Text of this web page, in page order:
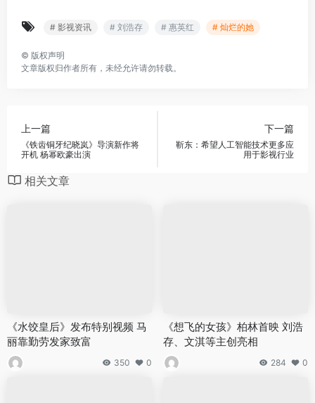
# 影视资讯 # 刘浩存 # 惠英红 # 灿烂的她
© 版权声明
文章版权归作者所有，未经允许请勿转载。
上一篇
《铁齿铜牙纪晓岚》导演新作将
开机 杨幂欧豪出演
下一篇
靳东：希望人工智能技术更多应
用于影视行业
相关文章
《水饺皇后》发布特别视频 马
丽靠勤劳发家致富
350 0
《想飞的女孩》柏林首映 刘浩
存、文淇等主创亮相
284 0